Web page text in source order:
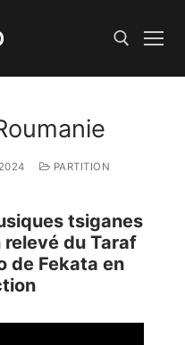
PARTITION
tsiganes
relevé du Taraf
de Fekata en